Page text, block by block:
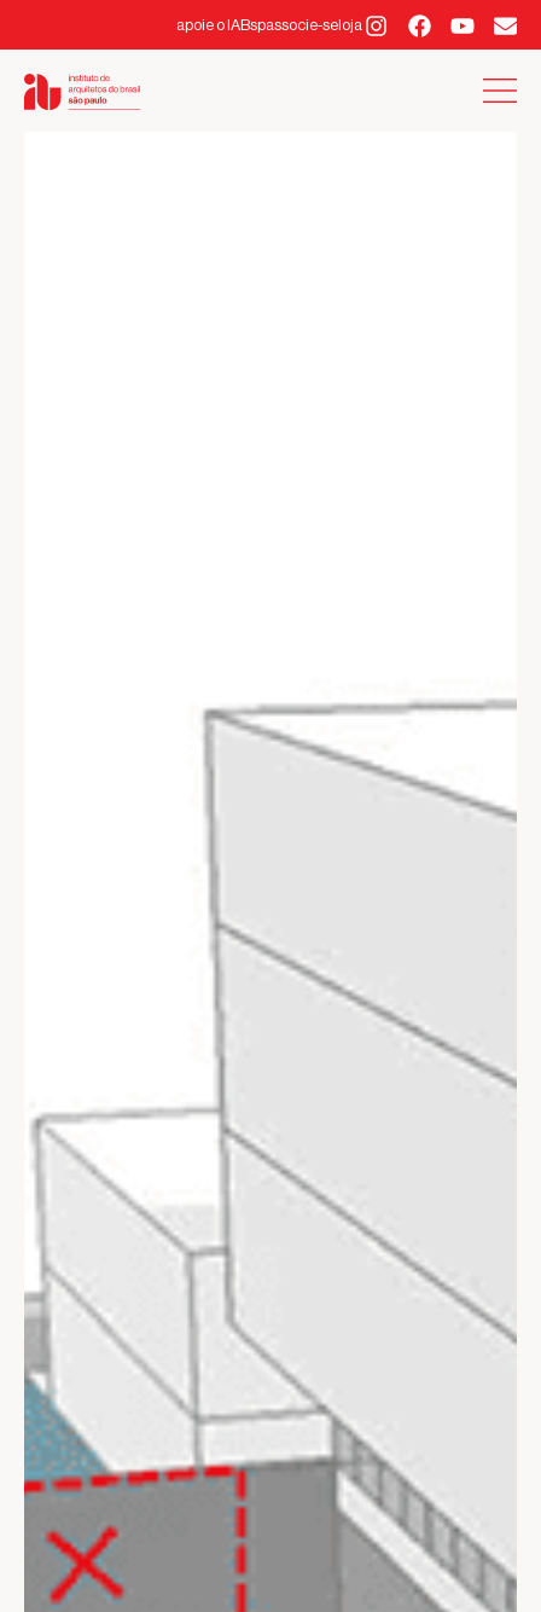
apoie o IABspassocie-seloja